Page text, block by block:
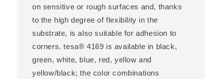
on sensitive or rough surfaces and, thanks
to the high degree of flexibility in the
substrate, is also suitable for adhesion to
corners. tesa® 4169 is available in black,
green, white, blue, red, yellow and
yellow/black; the color combinations